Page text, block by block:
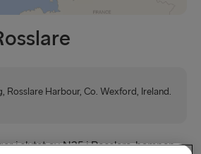
Rosslare Harbour, Co. Wexford, Ireland.
i slutet av N25 i Rosslare-hamnen